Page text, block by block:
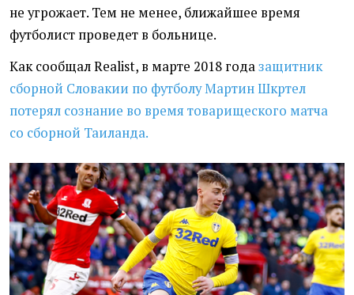
не угрожает. Тем не менее, ближайшее время
футболист проведет в больнице.
Как сообщал Realist, в марте 2018 годазащитник
сборной Словакии по футболу Мартин Шкртел
потерял сознание во время товарищеского матча
со сборной Таиланда.